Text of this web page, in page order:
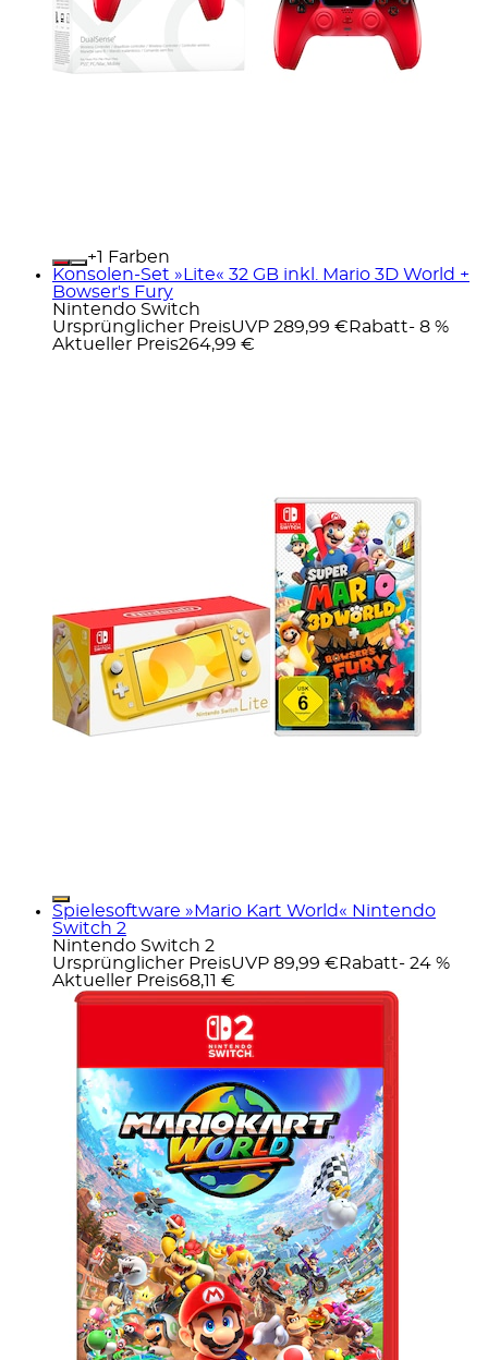
+
Farben
Konsolen-Set »Lite« 32 GB inkl. Mario 3D World +
Bowser's Fury
Nintendo Switch
Ursprünglicher PreisUVP 289,99 € Rabatt- 8 %
Aktueller Preis264,99 €
Spielesoftware »Mario Kart World« Nintendo
Switch 2
Nintendo Switch 2
Ursprünglicher PreisUVP 89,99 € Rabatt- 24 %
Aktueller Preis68,11 €